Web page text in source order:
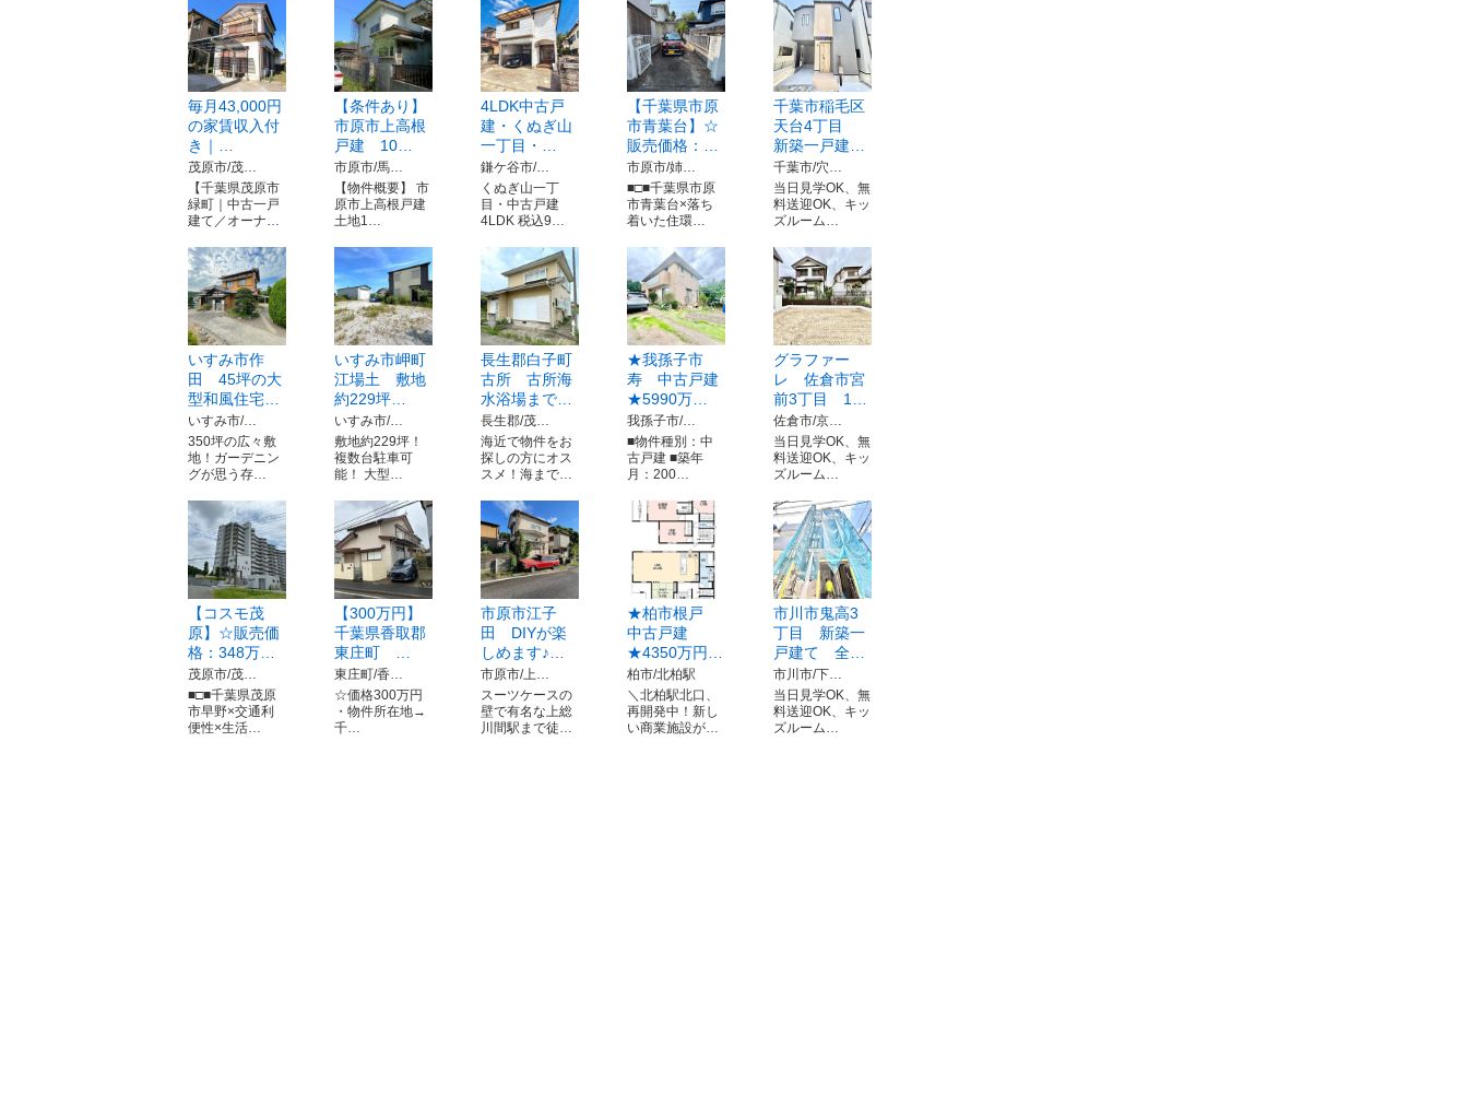
毎月43,000円
の家賃収入付
き｜…
茂原市/茂…
【千葉県茂原市
緑町｜中古一戸
建て／オーナ…
【条件あり】
市原市上高根
戸建 10…
市原市/馬…
【物件概要】 市
原市上高根戸建
土地1…
4LDK中古戸
建・くぬぎ山
一丁目・…
鎌ケ谷市/…
くぬぎ山一丁
目・中古戸建
4LDK 税込9…
【千葉県市原
市青葉台】☆
販売価格：…
市原市/姉…
■□■千葉県市原
市青葉台×落ち
着いた住環…
千葉市稲毛区
天台4丁目
新築一戸建…
千葉市/穴…
当日見学OK、無
料送迎OK、キッ
ズルーム…
いすみ市作
田 45坪の大
型和風住宅…
いすみ市/…
350坪の広々敷
地！ガーデニン
グが思う存…
いすみ市岬町
江場土 敷地
約229坪…
いすみ市/…
敷地約229坪！
複数台駐車可
能！ 大型…
長生郡白子町
古所 古所海
水浴場まで…
長生郡/茂…
海近で物件をお
探しの方にオス
スメ！海まで…
★我孫子市
寿 中古戸建
★5990万…
我孫子市/…
■物件種別：中
古戸建 ■築年
月：200…
グラファー
レ 佐倉市宮
前3丁目 1…
佐倉市/京…
当日見学OK、無
料送迎OK、キッ
ズルーム…
【コスモ茂
原】☆販売価
格：348万…
茂原市/茂…
■□■千葉県茂原
市早野×交通利
便性×生活…
【300万円】
千葉県香取郡
東庄町 …
東庄町/香…
☆価格300万円
・物件所在地→
千…
市原市江子
田 DIYが楽
しめます♪…
市原市/上…
スーツケースの
壁で有名な上総
川間駅まで徒…
★柏市根戸
中古戸建
★4350万円…
柏市/北柏駅
＼北柏駅北口、
再開発中！新し
い商業施設が…
市川市鬼高3
丁目 新築一
戸建て 全…
市川市/下…
当日見学OK、無
料送迎OK、キッ
ズルーム…